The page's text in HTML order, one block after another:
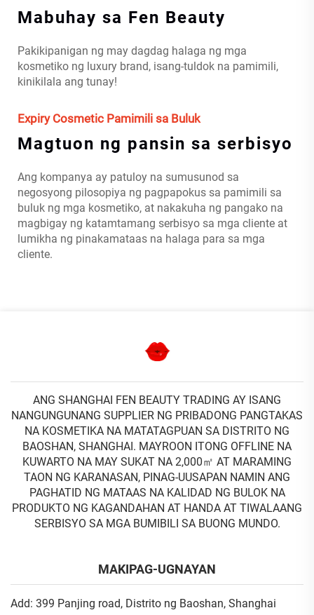
Mabuhay sa Fen Beauty
Pakikipanigan ng may dagdag halaga ng mga
kosmetiko ng luxury brand, isang-tuldok na pamimili,
kinikilala ang tunay!
Expiry Cosmetic Pamimili sa Buluk
Magtuon ng pansin sa serbisyo
Ang kompanya ay patuloy na sumusunod sa
negosyong pilosopiya ng pagpapokus sa pamimili sa
buluk ng mga kosmetiko, at nakakuha ng pangako na
magbigay ng katamtamang serbisyo sa mga cliente at
lumikha ng pinakamataas na halaga para sa mga
cliente.
ANG SHANGHAI FEN BEAUTY TRADING AY ISANG
NANGUNGUNANG SUPPLIER NG PRIBADONG PANGTAKAS
NA KOSMETIKA NA MATATAGPUAN SA DISTRITO NG
BAOSHAN, SHANGHAI. MAYROON ITONG OFFLINE NA
KUWARTO NA MAY SUKAT NA 2,000㎡ AT MARAMING
TAON NG KARANASAN, PINAG-UUSAPAN NAMIN ANG
PAGHATID NG MATAAS NA KALIDAD NG BULOK NA
PRODUKTO NG KAGANDAHAN AT HANDA AT TIWALAANG
SERBISYO SA MGA BUMIBILI SA BUONG MUNDO.
MAKIPAG-UGNAYAN
Add: 399 Panjing road, Distrito ng Baoshan, Shanghai